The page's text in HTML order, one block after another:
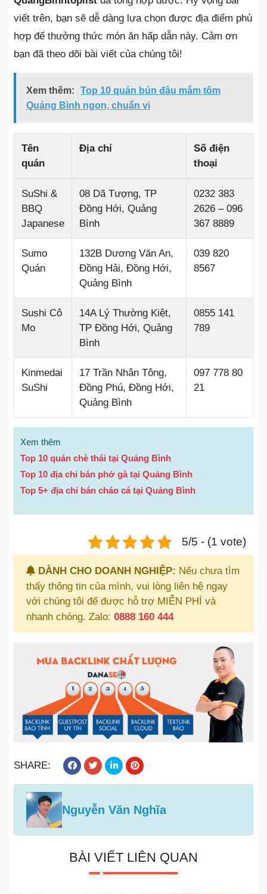
viết trên, bạn sẽ dễ dàng lựa chọn được địa điểm phù
hợp để thưởng thức món ăn hấp dẫn này. Cảm ơn
bạn đã theo dõi bài viết của chúng tôi!
Xem thêm:
Top 10 quán bún đậu mắm tôm
Quảng Bình ngon, chuẩn vị
Tên
quán
Địa chỉ
Số điện
thoại
SuShi &
BBQ
Japanese
08 Dã Tượng, TP
Đồng Hới, Quảng
Bình
0232 383
2626 – 096
367 8889
Sumo
Quán
132B Dương Văn An,
Đồng Hải, Đồng Hới,
Quảng Bình
039 820
8567
Sushi Cô
Mo
14A Lý Thường Kiệt,
TP Đồng Hới, Quảng
Bình
0855 141
789
Kinmedai
SuShi
17 Trần Nhân Tông,
Đồng Phú, Đồng Hới,
Quảng Bình
097 778 80
21
Xem thêm
Top 10 quán chè thái tại Quảng Bình
Top 10 địa chỉ bán phở gà tại Quảng Bình
Top 5+ địa chỉ bán cháo cá tại Quảng Bình
5/5 - (1 vote)
DÀNH CHO DOANH NGHIỆP: Nếu chưa tìm
thấy thông tin của mình, vui lòng liên hệ ngay
với chúng tôi để được hỗ trợ MIỄN PHÍ và
nhanh chóng. Zalo: 0888 160 444
SHARE:
Nguyễn Văn Nghĩa
BÀI VIẾT LIÊN QUAN